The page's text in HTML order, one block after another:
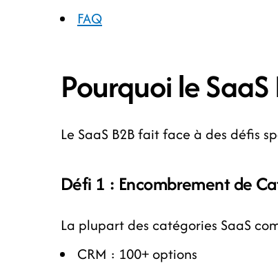
FAQ
Pourquoi le
Le SaaS B2B fait face à des défis
Défi 1 : Encombrement de
La plupart des catégories SaaS
CRM : 100+ options